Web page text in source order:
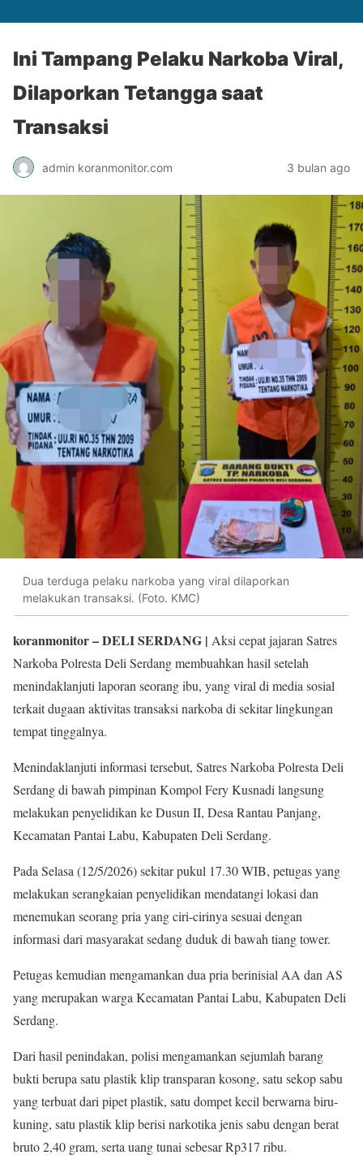
Ini Tampang Pelaku Narkoba Viral,
Dilaporkan Tetangga saat
Transaksi
admin koranmonitor.com 3 bulan ago
Dua terduga pelaku narkoba yang viral dilaporkan
melakukan transaksi. (Foto. KMC)
koranmonitor– DELI SERDANG | Aksi cepat jajaran Satres
Narkoba Polresta Deli Serdang membuahkan hasil setelah
menindaklanjuti laporan seorang ibu, yang viral di media sosial
terkait dugaan aktivitas transaksi narkoba di sekitar lingkungan
tempat tinggalnya.
Menindaklanjuti informasi tersebut, Satres Narkoba Polresta Deli
Serdang di bawah pimpinan Kompol Fery Kusnadi langsung
melakukan penyelidikan ke Dusun II, Desa Rantau Panjang,
Kecamatan Pantai Labu, Kabupaten Deli Serdang.
Pada Selasa (12/5/2026) sekitar pukul 17.30 WIB, petugas yang
melakukan serangkaian penyelidikan mendatangi lokasi dan
menemukan seorang pria yang ciri-cirinya sesuai dengan
informasi dari masyarakat sedang duduk di bawah tiang tower.
Petugas kemudian mengamankan dua pria berinisial AA dan AS
yang merupakan warga Kecamatan Pantai Labu, Kabupaten Deli
Serdang.
Dari hasil penindakan, polisi mengamankan sejumlah barang
bukti berupa satu plastik klip transparan kosong, satu sekop sabu
yang terbuat dari pipet plastik, satu dompet kecil berwarna biru-
kuning, satu plastik klip berisi narkotika jenis sabu dengan berat
bruto 2,40 gram, serta uang tunai sebesar Rp317 ribu.